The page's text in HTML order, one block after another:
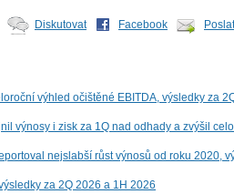
Diskutovat Facebook
výhled očištěné EBITDA, výsledky za
výnosy i zisk za 1Q nad odhady a zvýšil
nejslabší růst výnosů od roku 2020,
za 2Q 2026 a 1H 2026